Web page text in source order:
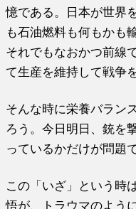
憶である。日本が世界
も石油燃料も何もかも
それでもなおかつ前線
て生産を維持して戦争
そんな時に栄養バラン
ろう。今日明日、銃を
っているかだけが問題
この「いざ」という時
悟が、トラウマのよう